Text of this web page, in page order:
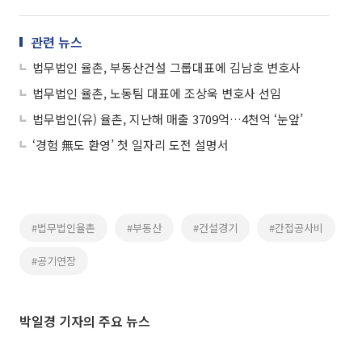
관련 뉴스
법무법인 율촌, 부동산건설 그룹대표에 김남호 변호사
법무법인 율촌, 노동팀 대표에 조상욱 변호사 선임
법무법인(유) 율촌, 지난해 매출 3709억…4천억 ‘눈앞’
‘경험 無도 환영’ 첫 일자리 도전 설명서
#법무법인율촌 #부동산 #건설경기 #간접공사비
#공기연장
박일경 기자의 주요 뉴스